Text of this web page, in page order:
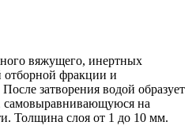
вяжущего, инертных
отборной фракции и
затворения водой образует
самовыравнивающуюся на
Толщина слоя от 1 до 10 мм.